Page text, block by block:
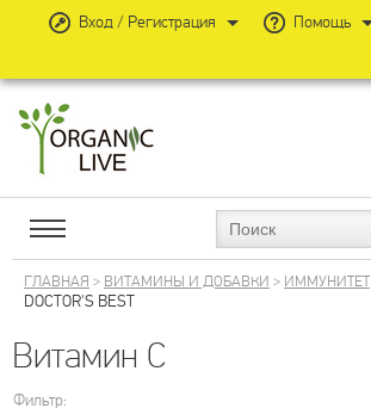
ГЛАВНАЯ > ВИТАМИНЫ И ДОБАВКИ > ИММУНИТЕТ
DOCTOR'S BEST
Витамин С
Фильтр:
Вход / Регистрация Помощь